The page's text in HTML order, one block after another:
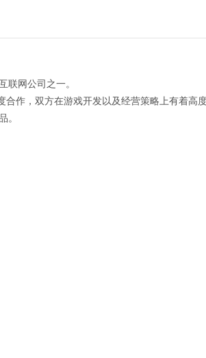
联网公司之一。
作，双方在游戏开发以及经营策略上有着高
。